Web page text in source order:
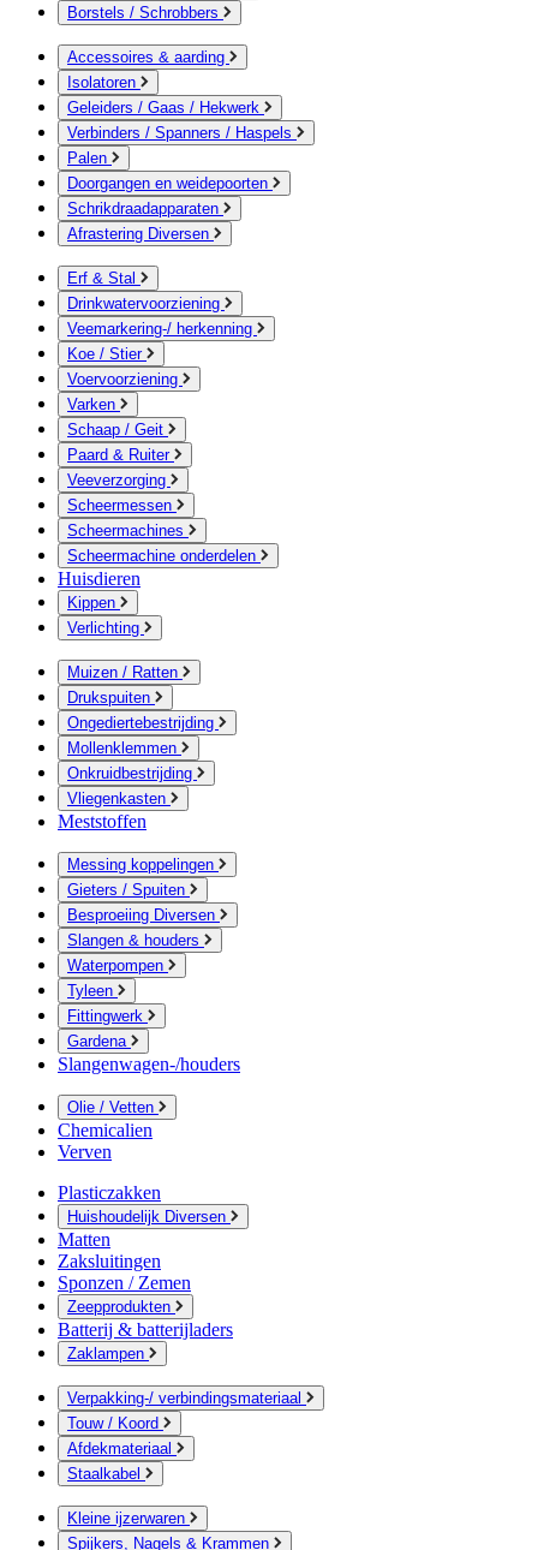
Borstels / Schrobbers
Accessoires & aarding
Isolatoren
Geleiders / Gaas / Hekwerk
Verbinders / Spanners / Haspels
Palen
Doorgangen en weidepoorten
Schrikdraadapparaten
Afrastering Diversen
Erf & Stal
Drinkwatervoorziening
Veemarkering-/ herkenning
Koe / Stier
Voervoorziening
Varken
Schaap / Geit
Paard & Ruiter
Veeverzorging
Scheermessen
Scheermachines
Scheermachine onderdelen
Huisdieren
Kippen
Verlichting
Muizen / Ratten
Drukspuiten
Ongediertebestrijding
Mollenklemmen
Onkruidbestrijding
Vliegenkasten
Meststoffen
Messing koppelingen
Gieters / Spuiten
Besproeiing Diversen
Slangen & houders
Waterpompen
Tyleen
Fittingwerk
Gardena
Slangenwagen-/houders
Olie / Vetten
Chemicalien
Verven
Plasticzakken
Huishoudelijk Diversen
Matten
Zaksluitingen
Sponzen / Zemen
Zeepprodukten
Batterij & batterijladers
Zaklampen
Verpakking-/ verbindingsmateriaal
Touw / Koord
Afdekmateriaal
Staalkabel
Kleine ijzerwaren
Spijkers, Nagels & Krammen